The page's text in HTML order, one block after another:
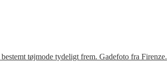
tøjmode tydeligt frem. Gadefoto fra Firenze.